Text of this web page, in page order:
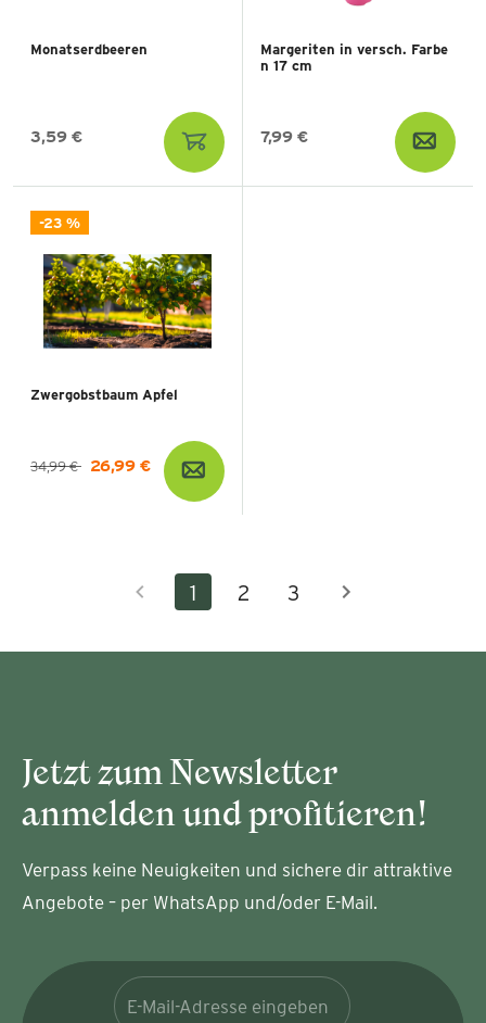
Monatserdbeeren
3,59 €
Margeriten in versch. Farbe
n 17 cm
7,99 €
-23 %
Zwergobstbaum Apfel
34,99 € 26,99 €
1 2 3
Jetzt zum Newsletter
anmelden und profitieren!
Verpass keine Neuigkeiten und sichere dir attraktive
Angebote – per WhatsApp und/oder E-Mail.